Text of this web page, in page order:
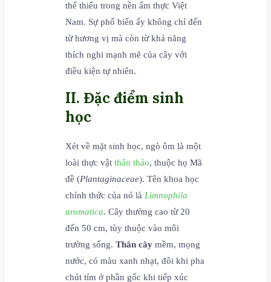
thể thiếu trong nền ẩm thực Việt
Nam. Sự phổ biến ấy không chỉ đến
từ hương vị mà còn từ khả năng
thích nghi mạnh mẽ của cây với
điều kiện tự nhiên.
II. Đặc điểm sinh
học
Xét về mặt sinh học, ngò ôm là một
loài thực vậtthân thảo, thuộc họ Mã
đề (Plantaginaceae). Tên khoa học
chính thức của nó là Limnophila
aromatica. Cây thường cao từ 20
đến 50 cm, tùy thuộc vào môi
trường sống.Thân cây mềm, mọng
nước, có màu xanh nhạt, đôi khi pha
chút tím ở phần gốc khi tiếp xúc